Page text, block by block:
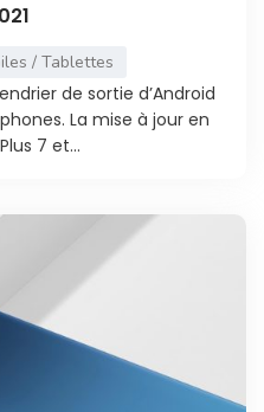
/ Tablettes
de sortie d’Android
La mise à jour en
7 et...